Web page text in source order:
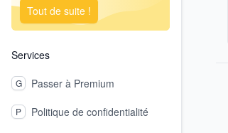
Tout de suite !
Services
G Passer à Premium
P Politique de confidentialité